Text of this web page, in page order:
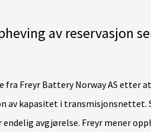
av reservasjon
fra Freyr Battery Norway AS etter at
av kapasitet i transmisjonsnettet.
avgjørelse. Freyr mener